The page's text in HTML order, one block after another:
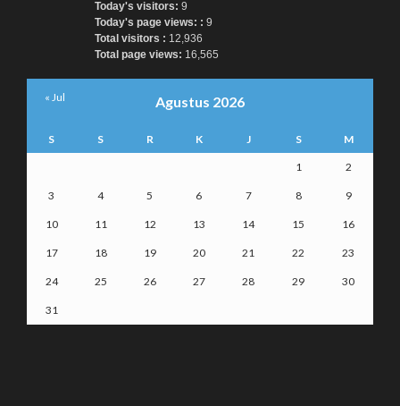
Today's visitors: 9
Today's page views: : 9
Total visitors : 12,936
Total page views: 16,565
Agustus 2026
S S R K J S M
1 2
3 4 5 6 7 8 9
10 11 12 13 14 15 16
17 18 19 20 21 22 23
24 25 26 27 28 29 30
31
« Jul